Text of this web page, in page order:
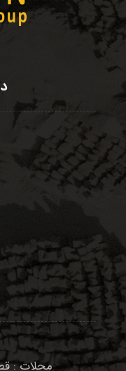
محلات :